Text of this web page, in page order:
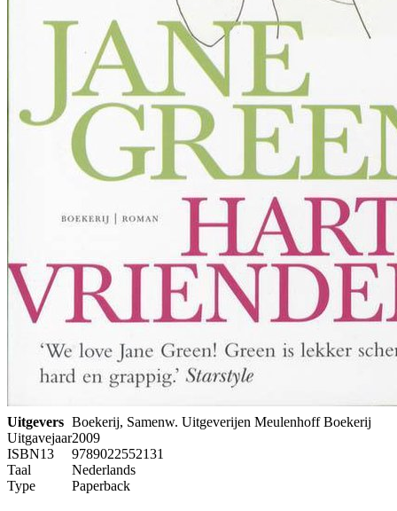
Uitgevers Boekerij, Samenw. Uitgeverijen Meulenhoff Boekerij
Uitgavejaar2009
ISBN13
9789022552131
Taal
Nederlands
Type
Paperback